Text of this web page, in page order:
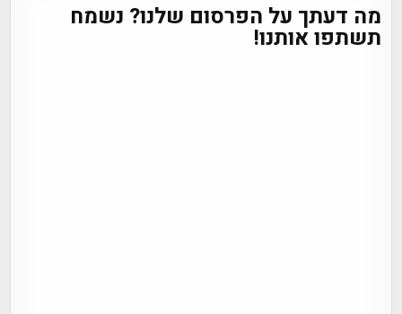
מה דעתך על הפרסום שלנו? נשמח
תשתפו אותנו!